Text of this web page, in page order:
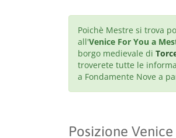
Poichè Mestre si trova
all'Venice For You a
borgo medievale di
troverete tutte le
a Fondamente Nove a
Posizione